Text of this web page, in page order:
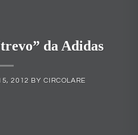
da Adidas
2012 BYCIRCOLARE